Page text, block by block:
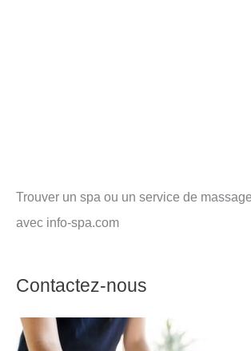
Trouver un spa ou un service de
avec info-spa.com
Contactez-nous